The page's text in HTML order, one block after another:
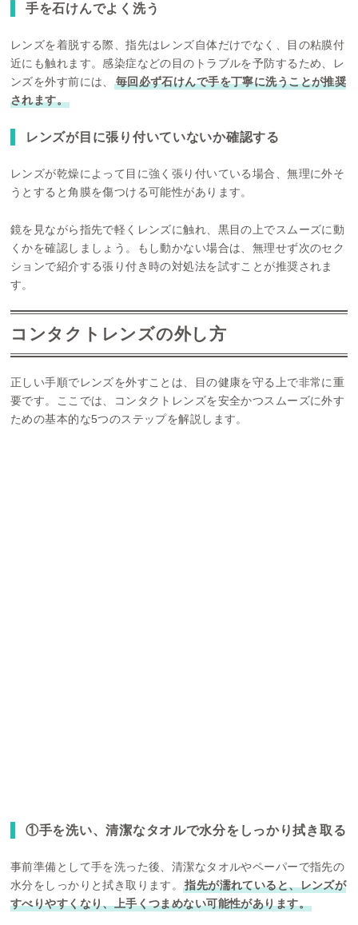
手を石けんでよく洗う
レンズを着脱する際、指先はレンズ自体だけでなく、目の粘膜付
近にも触れます。感染症などの目のトラブルを予防するため、レ
ンズを外す前には、
毎回必ず石けんで手を丁寧に洗うことが推奨
されます。
レンズが目に張り付いていないか確認する
レンズが乾燥によって目に強く張り付いている場合、無理に外そ
うとすると角膜を傷つける可能性があります。
鏡を見ながら指先で軽くレンズに触れ、黒目の上でスムーズに動
くかを確認しましょう。もし動かない場合は、無理せず次のセク
ションで紹介する張り付き時の対処法を試すことが推奨されま
す。
コンタクトレンズの外し方
正しい手順でレンズを外すことは、目の健康を守る上で非常に重
要です。ここでは、コンタクトレンズを安全かつスムーズに外す
ための基本的な5つのステップを解説します。
①手を洗い、清潔なタオルで水分をしっかり拭き取る
事前準備として手を洗った後、清潔なタオルやペーパーで指先の
水分をしっかりと拭き取ります。指先が濡れていると、レンズが
すべりやすくなり、上手くつまめない可能性があります。